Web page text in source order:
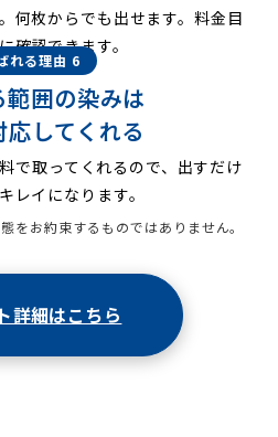
何枚からでも出せます。料金目
確認できます。
れる理由 6
範囲の染みは
してくれる
で取ってくれるので、出すだけ
レイになります。
をお約束するものではありません。
詳細はこちら